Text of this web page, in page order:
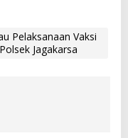
Pelaksanaan Vaksi
Jagakarsa